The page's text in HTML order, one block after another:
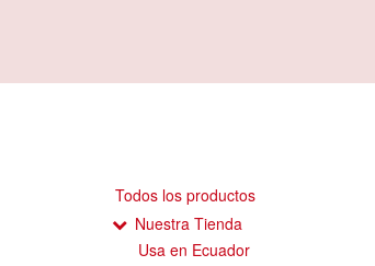
Todos los productos
Nuestra Tienda
Usa en Ecuador